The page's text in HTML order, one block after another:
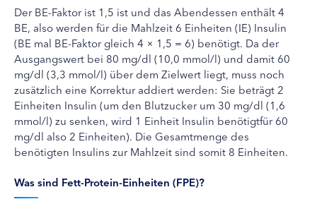
Der BE-Faktor ist 1,5 ist und das Abendessen enthält 4
BE, also werden für die Mahlzeit 6 Einheiten (IE) Insulin
(BE mal BE-Faktor gleich 4 × 1,5 = 6) benötigt. Da der
Ausgangswert bei 80 mg/dl (10,0 mmol/l) und damit 60
mg/dl (3,3 mmol/l) über dem Zielwert liegt, muss noch
zusätzlich eine Korrektur addiert werden: Sie beträgt 2
Einheiten Insulin (um den Blutzucker um 30 mg/dl (1,6
mmol/l) zu senken, wird 1 Einheit Insulin benötigtfür 60
mg/dl also 2 Einheiten). Die Gesamtmenge des
benötigten Insulins zur Mahlzeit sind somit 8 Einheiten.
Was sind Fett-Protein-Einheiten (FPE)?